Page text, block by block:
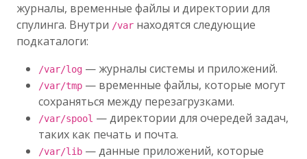
журналы, временные файлы и директории для
спулинга. Внутри /var находятся следующие
подкаталоги:
/var/log — журналы системы и приложений.
/var/tmp — временные файлы, которые могут
сохраняться между перезагрузками.
/var/spool — директории для очередей задач,
таких как печать и почта.
/var/lib — данные приложений, которые